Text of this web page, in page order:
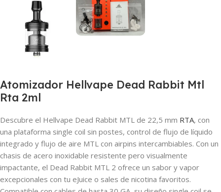
Atomizador Hellvape Dead Rabbit Mtl
Rta 2ml
Descubre el Hellvape Dead Rabbit MTL de 22,5 mm RTA, con
una plataforma single coil sin postes, control de flujo de líquido
integrado y flujo de aire MTL con airpins intercambiables. Con un
chasis de acero inoxidable resistente pero visualmente
impactante, el Dead Rabbit MTL 2 ofrece un sabor y vapor
excepcionales con tu eJuice o sales de nicotina favoritos.